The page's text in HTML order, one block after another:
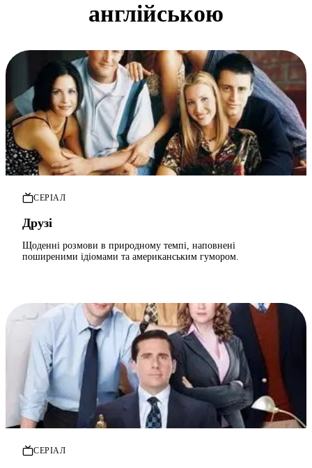
англійською
СЕРІАЛ
Друзі
Щоденні розмови в природному темпі, наповнені
поширеними ідіомами та американським гумором.
СЕРІАЛ